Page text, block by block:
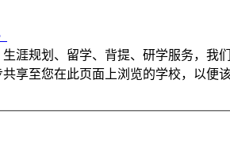
涯规划、留学、背提、研学服务，我
享至您在此页面上浏览的学校，以